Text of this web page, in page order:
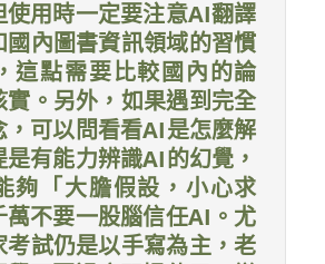
使用時一定要注意AI翻譯
國內圖書資訊領域的習慣
這點需要比較國內的論
實。另外，如果遇到完全
，可以問看看AI是怎麼解
有能力辨識AI的幻覺，
夠「大膽假設，小心求
萬不要一股腦信任AI。尤
考試仍是以手寫為主，老